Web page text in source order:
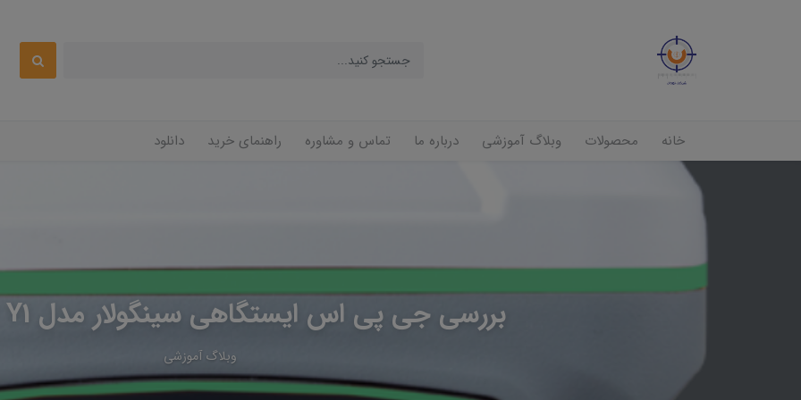
خانه محصولات وبلاگ آموزشی درباره ما تماس و مشاوره راهنمای خرید دانلود
بررسی جی پی اس ایستگاهی سینگولار مدل Singular Y1
وبلاگ آموزشی